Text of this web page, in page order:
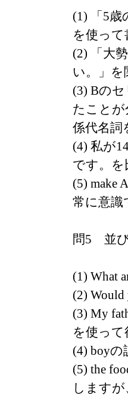
(1) 「5歳
を使って
(2) 「大
い。」を
(3) Bの
たことが
係代名詞
(4) 私が
です。を
(5) make
常に意識
問5 並
(1) What
(2)
(3) My
を使って
(4) boy
(5) the
します